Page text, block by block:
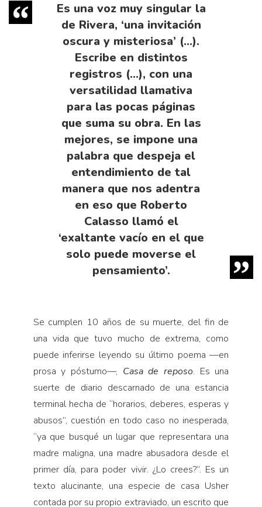
Es una voz muy singular la
de Rivera, ‘una invitación
oscura y misteriosa’ (…).
Escribe en distintos
registros (…), con una
versatilidad llamativa
para las pocas páginas
que suma su obra. En las
mejores, se impone una
palabra que despeja el
entendimiento de tal
manera que nos adentra
en eso que Roberto
Calasso llamó el
‘exaltante vacío en el que
solo puede moverse el
pensamiento’.
Se cumplen 10 años de su muerte, del fin de
una vida que tuvo mucho de extrema, como
puede inferirse leyendo su último poema —en
prosa y póstumo—, Casa de reposo. Es una
suerte de diario descarnado de una estancia
terminal hecha de “horarios, deberes, esperas y
abusos”, cuestión en todo caso no inesperada,
“ya que busqué un lugar que representara una
madre maligna, una madre abusadora desde el
primer día, para poder vivir. ¿Lo crees?”. Es un
texto alucinante, una especie de casa Usher
contada por su propio extraviado, un escrito que